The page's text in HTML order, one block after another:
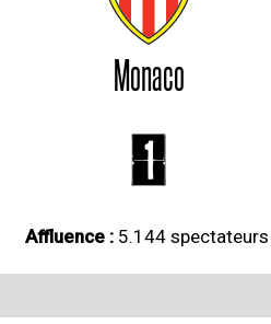
Monaco
1
Affluence : 5.144 spectateurs